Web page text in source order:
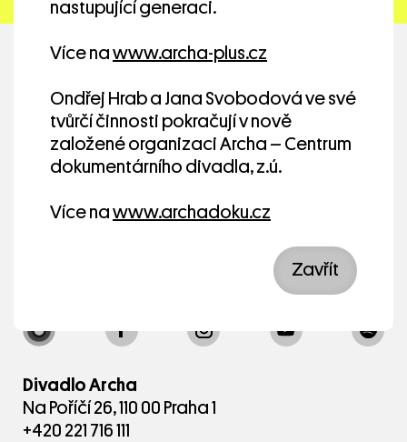
nastupující generaci.
Více nawww.archa-plus.cz
Ondřej Hrab a Jana Svobodová ve své
tvůrčí činnosti pokračují v nově
založené organizaci Archa – Centrum
dokumentárního divadla, z.ú.
Více nawww.archadoku.cz
Zavřít
Janáček, Štefan Titka
Kuchinka a Kateřina Bažantová
Hudba a zvukový design: 6polnic - Ondřej
Dědeček
Světelný design: Tomáš Morávek
Choreografie a pohybová spolupráce: Jan
Tomina Jeřábek, Petr Prokop, Tomáš
Měcháček/Jiří Böhm, Markéta Frösslová,
Petr Vaněk, Ján Sedal, Andrej Polák, Jan Novák
a Daniel Fajmon
Délka představení: 95 min.
Představení je v češtině.
Divadlo Archa
Na Poříčí 26, 110 00 Praha 1
+420 221 716 111